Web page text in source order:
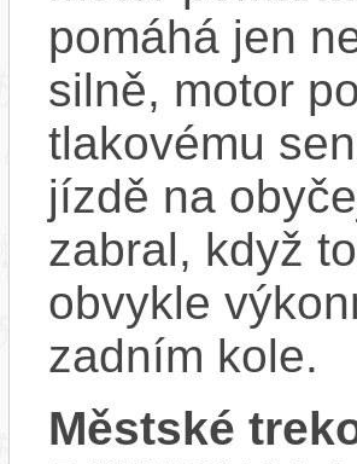
pomáhá jen
silně, motor
tlakovému
jízdě na
zabral, když
obvykle
zadním kole.
Městské